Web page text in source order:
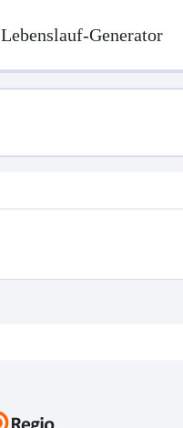
Lebenslauf-Generator